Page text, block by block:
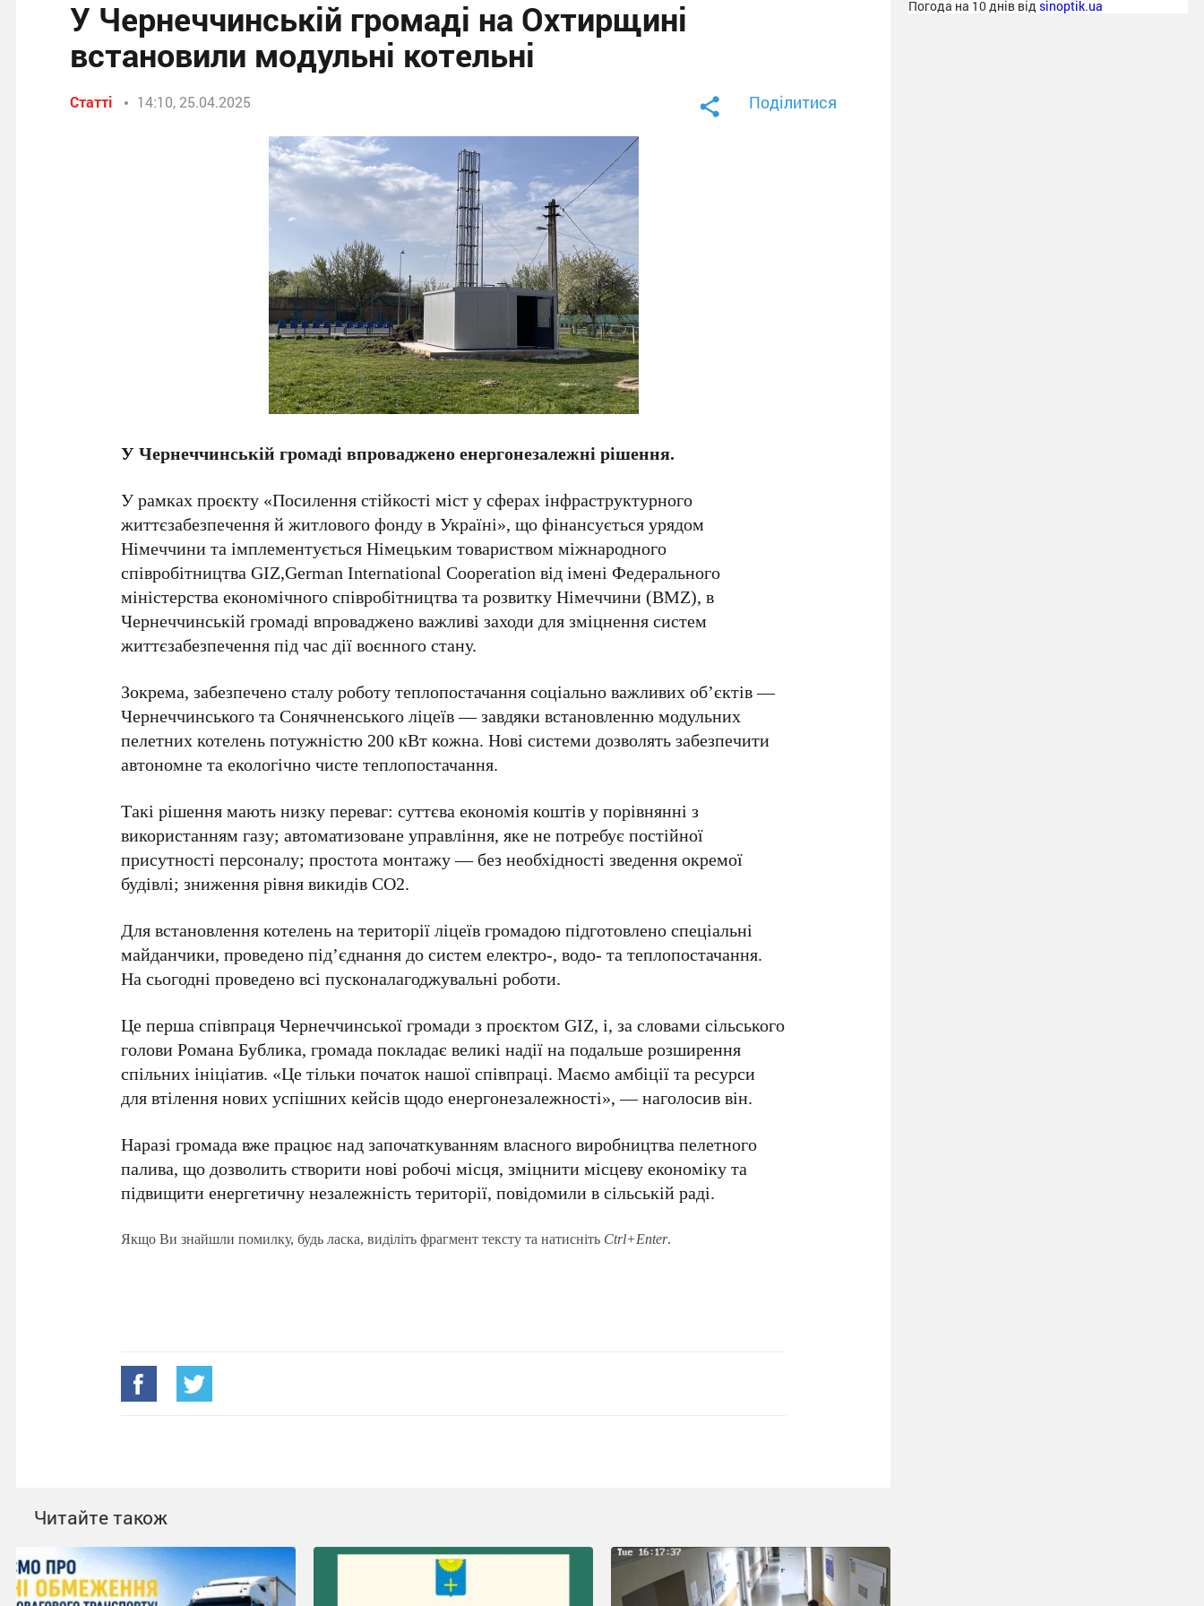
У Чернеччинській громаді на Охтирщині
встановили модульні котельні
Статті 14:10, 25.04.2025 Поділитися
УЧернеччинській громаді впроваджено енергонезалежні рішення.
У рамках проєкту «Посилення стійкості міст у сферах інфраструктурного
життєзабезпечення й житлового фонду в Україні», що фінансується урядом
Німеччини та імплементується Німецьким товариством міжнародного
співробітництвa GIZ,German International Cooperation від імені Федерального
міністерства економічного співробітництва та розвитку Німеччини (BMZ), в
Чернеччинській громаді впроваджено важливі заходи для зміцнення систем
життєзабезпечення під час дії воєнного стану.
Зокрема, забезпечено сталу роботу теплопостачання соціально важливих об’єктів —
Чернеччинського та Сонячненського ліцеїв — завдяки встановленню модульних
пелетних котелень потужністю 200 кВт кожна. Нові системи дозволять забезпечити
автономне та екологічно чисте теплопостачання.
Такі рішення мають низку переваг: суттєва економія коштів у порівнянні з
використанням газу; автоматизоване управління, яке не потребує постійної
присутності персоналу; простота монтажу — без необхідності зведення окремої
будівлі; зниження рівня викидів CO2.
Для встановлення котелень на території ліцеїв громадою підготовлено спеціальні
майданчики, проведено під’єднання до систем електро-, водо- та теплопостачання.
На сьогодні проведено всі пусконалагоджувальні роботи.
Це перша співпраця Чернеччинської громади з проєктом GIZ, і, за словами сільського
голови Романа Бублика, громада покладає великі надії на подальше розширення
спільних ініціатив. «Це тільки початок нашої співпраці. Маємо амбіції та ресурси
для втілення нових успішних кейсів щодо енергонезалежності», — наголосив він.
Наразі громада вже працює над започаткуванням власного виробництва пелетного
палива, що дозволить створити нові робочі місця, зміцнити місцеву економіку та
підвищити енергетичну незалежність території, повідомили в сільській раді.
Якщо Ви знайшли помилку, будь ласка, виділіть фрагмент тексту та натисніть Ctrl+Enter.
Читайте також
Погода на 10 днів від sinoptik.ua